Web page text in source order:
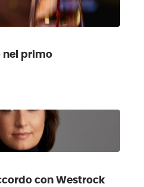
nel primo
con Westrock